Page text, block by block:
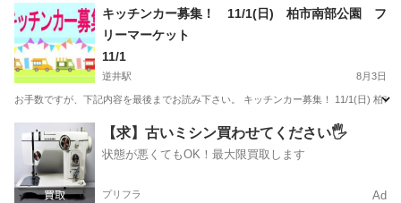
千葉 船橋市 塚田駅 フリーマーケット メダカ
キッチンカー募集！ 11/1(日) 柏市南部公園 フ
リーマーケット
11/1
逆井駅 8月3日
お手数ですが、下記内容を最後までお読み下さい。 キッチンカー募集！ 11/1(日) 柏
千葉 柏市 逆井駅 フリーマーケット キッチンカー
【求】古いミシン買わせてください🖐️
状態が悪くてもOK！最大限買取します
プリフラ Ad